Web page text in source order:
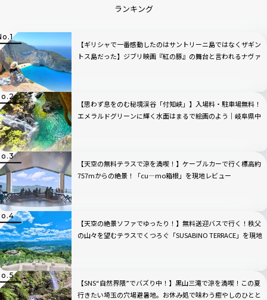
ランキング
【ギリシャで一番感動したのはサントリーニ島ではなくザギン
トス島だった】ジブリ映画『紅の豚』の舞台と言われるナヴァ
【思わず息をのむ秘境渓谷「付知峡」】入場料・駐車場無料！
エメラルドグリーンに輝く水面はまるで絵画のよう｜岐阜県中
【天空の無料テラスで涼を満喫！】ケーブルカーで行く標高約
757mからの絶景！「cu―mo箱根」を現地レビュー
【天空の絶景ソファでゆったり！】無料送迎バスで行く！秩父
の山々を望むテラスでくつろぐ「SUSABINO TERRACE」を現地
【SNS“自然界隈”でバズり中！】黒山三滝で涼を満喫！この夏
行きたい埼玉の穴場避暑地。お休み処で味わう癒やしのひとと